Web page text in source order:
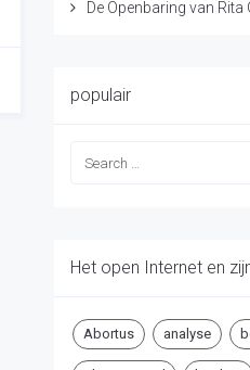
De Openbaring van Rita
populair
Het open Internet en
Abortus analyse